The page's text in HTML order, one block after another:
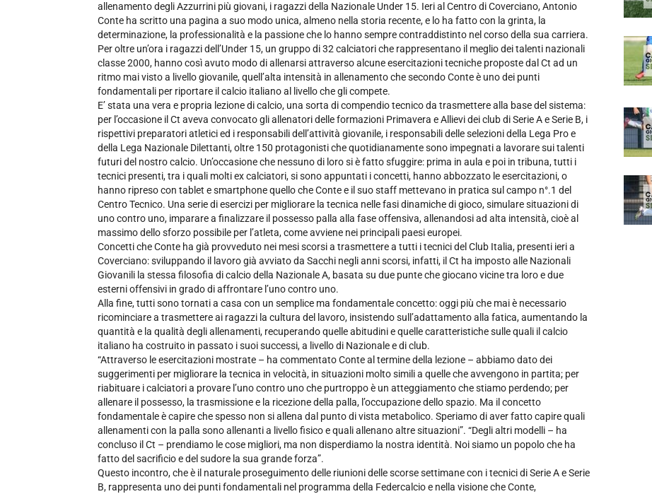
allenamento degli Azzurrini più giovani, i ragazzi della Nazionale Under 15. Ieri al Centro di Coverciano, Antonio
Conte ha scritto una pagina a suo modo unica, almeno nella storia recente, e lo ha fatto con la grinta, la
determinazione, la professionalità e la passione che lo hanno sempre contraddistinto nel corso della sua carriera.
Per oltre un’ora i ragazzi dell’Under 15, un gruppo di 32 calciatori che rappresentano il meglio dei talenti nazionali
classe 2000, hanno così avuto modo di allenarsi attraverso alcune esercitazioni tecniche proposte dal Ct ad un
ritmo mai visto a livello giovanile, quell’alta intensità in allenamento che secondo Conte è uno dei punti
fondamentali per riportare il calcio italiano al livello che gli compete.
E’ stata una vera e propria lezione di calcio, una sorta di compendio tecnico da trasmettere alla base del sistema:
per l’occasione il Ct aveva convocato gli allenatori delle formazioni Primavera e Allievi dei club di Serie A e Serie B, i
rispettivi preparatori atletici ed i responsabili dell’attività giovanile, i responsabili delle selezioni della Lega Pro e
della Lega Nazionale Dilettanti, oltre 150 protagonisti che quotidianamente sono impegnati a lavorare sui talenti
futuri del nostro calcio. Un’occasione che nessuno di loro si è fatto sfuggire: prima in aula e poi in tribuna, tutti i
tecnici presenti, tra i quali molti ex calciatori, si sono appuntati i concetti, hanno abbozzato le esercitazioni, o
hanno ripreso con tablet e smartphone quello che Conte e il suo staff mettevano in pratica sul campo n°.1 del
Centro Tecnico. Una serie di esercizi per migliorare la tecnica nelle fasi dinamiche di gioco, simulare situazioni di
uno contro uno, imparare a finalizzare il possesso palla alla fase offensiva, allenandosi ad alta intensità, cioè al
massimo dello sforzo possibile per l’atleta, come avviene nei principali paesi europei.
Concetti che Conte ha già provveduto nei mesi scorsi a trasmettere a tutti i tecnici del Club Italia, presenti ieri a
Coverciano: sviluppando il lavoro già avviato da Sacchi negli anni scorsi, infatti, il Ct ha imposto alle Nazionali
Giovanili la stessa filosofia di calcio della Nazionale A, basata su due punte che giocano vicine tra loro e due
esterni offensivi in grado di affrontare l’uno contro uno.
Alla fine, tutti sono tornati a casa con un semplice ma fondamentale concetto: oggi più che mai è necessario
ricominciare a trasmettere ai ragazzi la cultura del lavoro, insistendo sull’adattamento alla fatica, aumentando la
quantità e la qualità degli allenamenti, recuperando quelle abitudini e quelle caratteristiche sulle quali il calcio
italiano ha costruito in passato i suoi successi, a livello di Nazionale e di club.
“Attraverso le esercitazioni mostrate – ha commentato Conte al termine della lezione – abbiamo dato dei
suggerimenti per migliorare la tecnica in velocità, in situazioni molto simili a quelle che avvengono in partita; per
riabituare i calciatori a provare l’uno contro uno che purtroppo è un atteggiamento che stiamo perdendo; per
allenare il possesso, la trasmissione e la ricezione della palla, l’occupazione dello spazio. Ma il concetto
fondamentale è capire che spesso non si allena dal punto di vista metabolico. Speriamo di aver fatto capire quali
allenamenti con la palla sono allenanti a livello fisico e quali allenano altre situazioni”. “Degli altri modelli – ha
concluso il Ct – prendiamo le cose migliori, ma non disperdiamo la nostra identità. Noi siamo un popolo che ha
fatto del sacrificio e del sudore la sua grande forza”.
Questo incontro, che è il naturale proseguimento delle riunioni delle scorse settimane con i tecnici di Serie A e Serie
B, rappresenta uno dei punti fondamentali nel programma della Federcalcio e nella visione che Conte,